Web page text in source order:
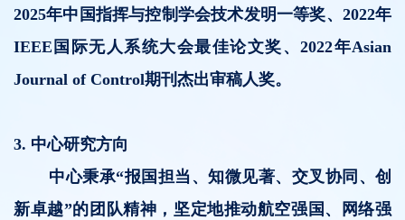
2025年中国指挥与控制学会技术发明一等奖、2022年
IEEE国际无人系统大会最佳论文奖、2022年Asian
Journal of Control期刊杰出审稿人奖。
3. 中心研究方向
中心秉承“报国担当、知微见著、交叉协同、创
新卓越”的团队精神，坚定地推动航空强国、网络强